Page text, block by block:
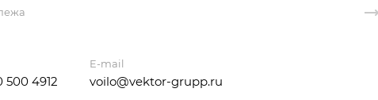
500 4912
E-mail
voilo@vektor-grupp.ru